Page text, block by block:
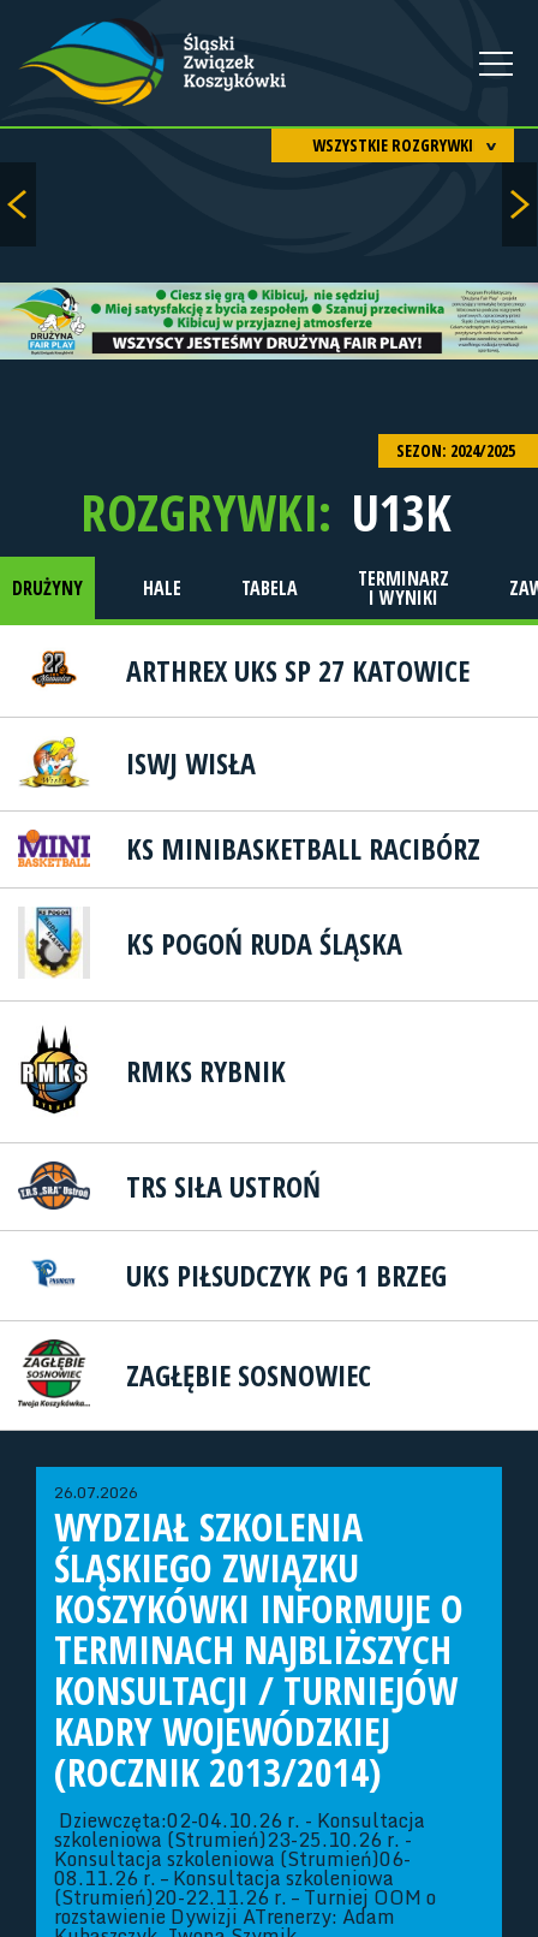
WSZYSTKIE ROZGRYWKI
SEZON: 2024/2025
ROZGRYWKI: U13K
DRUŻYNY HALE TABELA TERMINARZ
I WYNIKI
ARTHREX UKS SP 27 KATOWICE
ISWJ WISŁA
KS MINIBASKETBALL RACIBÓRZ
KS POGOŃ RUDA ŚLĄSKA
RMKS RYBNIK
TRS SIŁA USTROŃ
UKS PIŁSUDCZYK PG 1 BRZEG
ZAGŁĘBIE SOSNOWIEC
26.07.2026
WYDZIAŁ SZKOLENIA
ŚLĄSKIEGO ZWIĄZKU
KOSZYKÓWKI INFORMUJE O
TERMINACH NAJBLIŻSZYCH
KONSULTACJI / TURNIEJÓW
KADRY WOJEWÓDZKIEJ
(ROCZNIK 2013/2014)
Dziewczęta:02-04.10.26 r. - Konsultacja
szkoleniowa (Strumień)23-25.10.26 r. -
Konsultacja szkoleniowa (Strumień)06-
08.11.26 r. – Konsultacja szkoleniowa
(Strumień)20-22.11.26 r. – Turniej OOM o
rozstawienie Dywizji ATrenerzy: Adam